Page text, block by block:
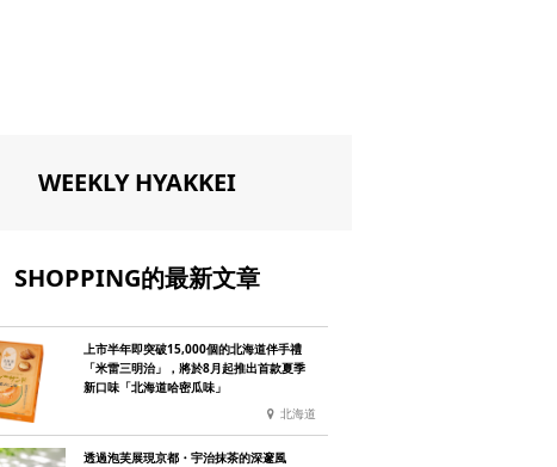
WEEKLY HYAKKEI
SHOPPING的最新文章
上市半年即突破15,000個的北海道伴手禮
「米雷三明治」，將於8月起推出首款夏季
新口味「北海道哈密瓜味」
北海道
透過泡芙展現京都・宇治抹茶的深邃風